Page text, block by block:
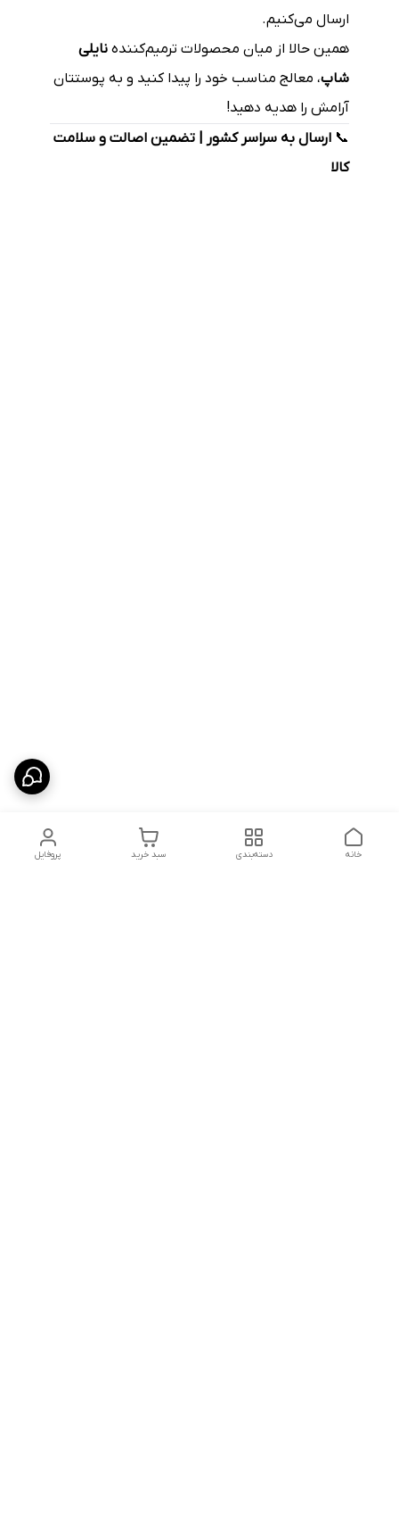
ارسال می‌کنیم.
همین حالا از میان محصولات ترمیم‌کننده نایلی
شاپ، معالج مناسب خود را پیدا کنید و به پوستتان
آرامش را هدیه دهید!
📞 ارسال به سراسر کشور | تضمین اصالت و سلامت
کالا
پروفایل سبد خرید دسته‌بندی خانه